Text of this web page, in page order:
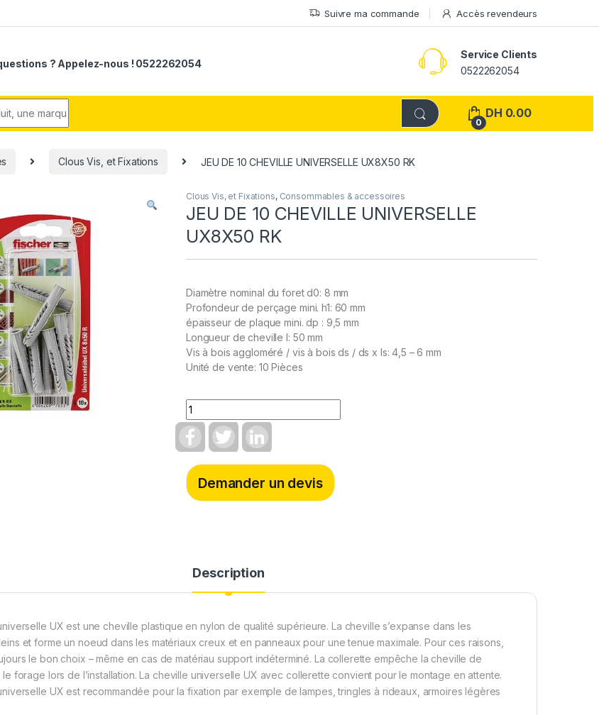
Suivre ma commande Accès revendeurs
? Appelez-nous ! 0522262054
Service Clients
0522262054
0
DH 0.00
Clous Vis, et Fixations JEU DE 10 CHEVILLE UNIVERSELLE UX8X50 RK
Clous Vis, et Fixations, Consommables & accessoires
JEU DE 10 CHEVILLE UNIVERSELLE
UX8X50 RK
Diamètre nominal du foret d0: 8 mm
Profondeur de perçage mini. h1: 60 mm
épaisseur de plaque mini. dp : 9,5 mm
Longueur de cheville l: 50 mm
Vis à bois aggloméré / vis à bois ds / ds x ls: 4,5 – 6 mm
Unité de vente: 10 Pièces
Quantity
c
e
b
o
o
i
t
e
r
n
k
d
I
Demander un devis
Description
UX est une cheville plastique en nylon de qualité supérieure. La cheville s’expanse dans les
et forme un noeud dans les matériaux creux et en panneaux pour une tenue maximale. Pour ces raisons,
le bon choix – même en cas de matériau support indéterminé. La collerette empêche la cheville de
le forage lors de l’installation. La cheville universelle UX avec collerette convient pour le montage en attente.
UX est recommandée pour la fixation par exemple de lampes, tringles à rideaux, armoires légères